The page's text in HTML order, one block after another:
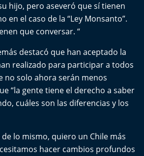
hijo, pero aseveró que sí tienen
en el caso de la “Ley Monsanto”.
que conversar. “
destacó que han aceptado la
realizado para participar a todos
no solo ahora serán menos
“la gente tiene el derecho a saber
cuáles son las diferencias y los
lo mismo, quiero un Chile más
hacer cambios profundos